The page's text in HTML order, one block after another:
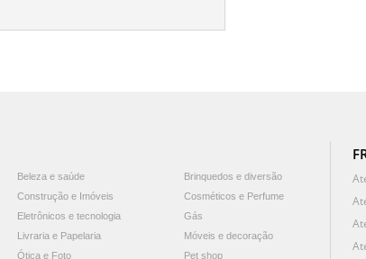
Beleza e saúde
Brinquedos e diversão
Construção e Imóveis
Cosméticos e Perfume
Eletrônicos e tecnologia
Gás
Livraria e Papelaria
Móveis e decoração
Ótica e Foto Pet shop